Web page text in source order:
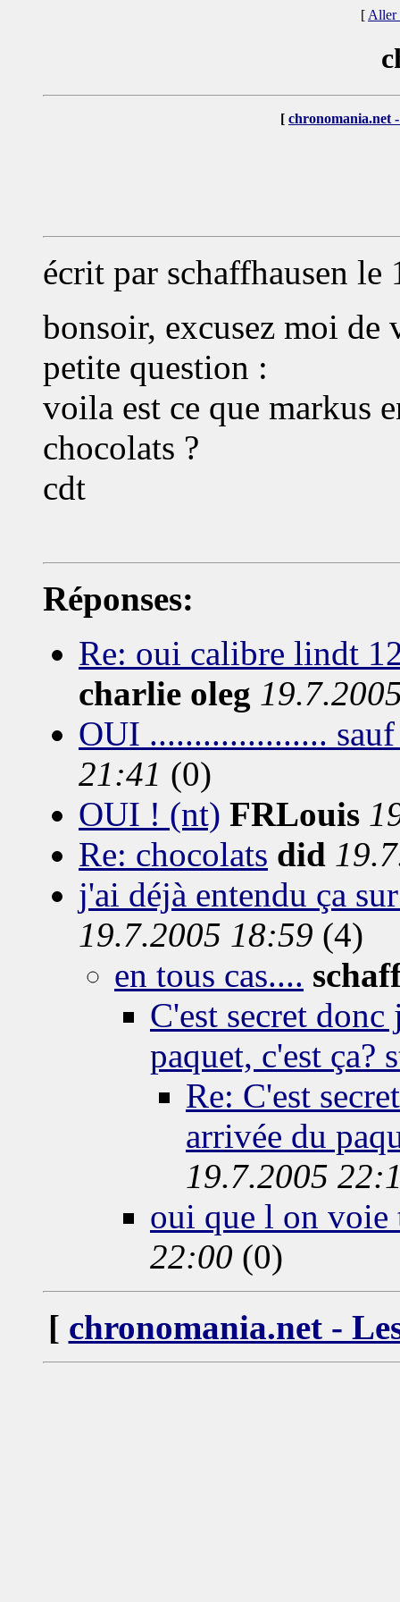
[ Aller
[ chronomania.net
écrit par schaffhausen
bonsoir, excusez moi de
petite question :
voila est ce que markus
chocolats ?
cdt
Réponses:
Re: oui calibre lindt
charlie oleg
OUI ....................
21:41 (0)
OUI ! (nt) FRLouis
Re: chocolats did
j'ai déjà entendu ça
19.7.2005 18:59 (4)
en tous cas....
C'est secret
paquet, c'est ça?
Re: C'est
arrivée du
19.7.2005
oui que l on voie
22:00 (0)
[ chronomania.net -